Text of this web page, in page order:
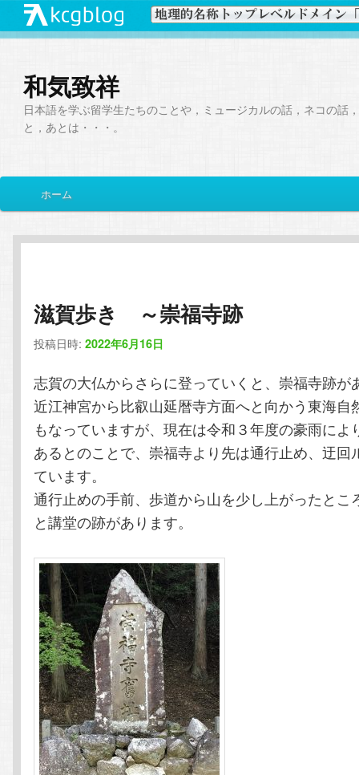
和気致祥
日本語を学ぶ留学生たちのことや，ミュージカルの話，ネコの話
と，あとは・・・。
イ
メ
イ
コ
ン
テ
ン
ツ
へ
動
サ
ブ
ン
テ
ン
ツ
へ
移
ホーム
滋賀歩き ～崇福寺跡
投稿日時:2022年6月16日
志賀の大仏からさらに登っていくと、崇福寺跡が
近江神宮から比叡山延暦寺方面へと向かう東海自
もなっていますが、現在は令和３年度の豪雨によ
あるとのことで、崇福寺より先は通行止め、迂回
ています。
通行止めの手前、歩道から山を少し上がったとこ
と講堂の跡があります。